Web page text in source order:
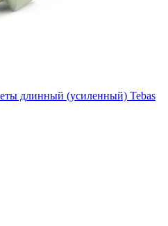
длинный (усиленный) Tebas